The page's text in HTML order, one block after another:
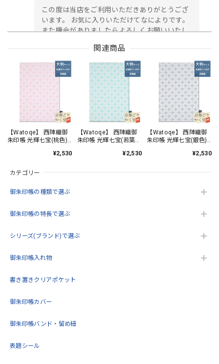
カテゴリー
御朱印帳の種類で選ぶ
御朱印帳の特長で選ぶ
シリーズ(ブランド)で選ぶ
御朱印帳入れ物
書き置きクリアポケット
御朱印帳カバー
御朱印帳バンド・留め紐
表題シール
この度は当店をご利用いただきありがとうござ
います。 お気に入りいただけてなによりです。
また機会がありましたらよろしくお願いいたし
御朱印帳 京都 金襴 龍虎(黒)大判サイズ
2026/05/24
初めて注文しました。 早速 届きました。 ありがとうござ
います。 日本伝統 西陣金襴の御朱印帳✨ 黒地に金銀糸の 龍
虎デザイン豪華で美しい✨ 緑地の御朱印帳が欲しかったので
すが 残念。黒地も最高😀
います。 緑が品切れで申し訳ございません。 ま
す。
の度も迅速で丁寧な対応をいただきありがとうございまし
す。これから大切に使用します！
関連商品
【Watoqe】 西陣織御
朱印帳 光輝七宝(桃色)
¥2,530
【Watoqe】 西陣織御
朱印帳 光輝七宝(若葉
¥2,530
【Watoqe】 西陣織御
朱印帳 光輝七宝(銀色)
¥2,530